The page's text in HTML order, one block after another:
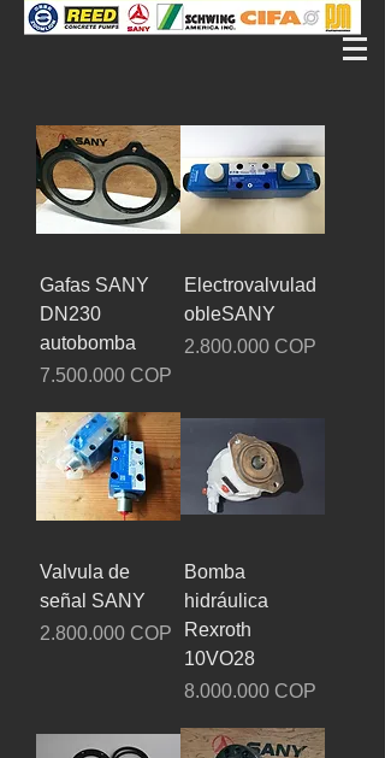
Gafas SANY
DN230
autobomba
Precio
7.500.000 COP
Electrovalvulad
obleSANY
Precio
2.800.000 COP
Valvula de
señal SANY
Precio
2.800.000 COP
Bomba
hidráulica
Rexroth
10VO28
Precio
8.000.000 COP